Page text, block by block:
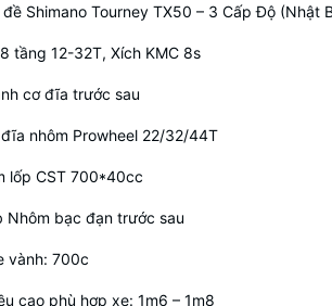
Shimano Tourney TX50 – 3 Cấp Độ (Nhật
tầng 12-32T, Xích KMC 8s
cơ đĩa trước sau
nhôm Prowheel 22/32/44T
lốp CST 700*40cc
Nhôm bạc đạn trước sau
vành: 700c
cao phù hợp xe: 1m6 – 1m8